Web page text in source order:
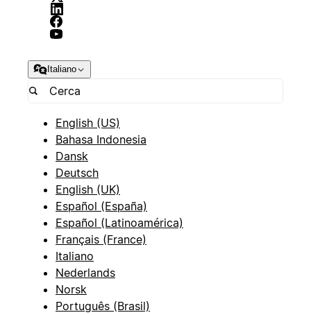
Italiano
English (US)
Bahasa Indonesia
Dansk
Deutsch
English (UK)
Español (España)
Español (Latinoamérica)
Français (France)
Italiano
Nederlands
Norsk
Português (Brasil)